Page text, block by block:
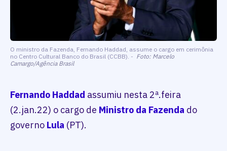
O ministro da Fazenda, Fernando Haddad, assume o cargo em cerimônia
no Centro Cultural Banco do Brasil (CCBB). - Foto: Marcelo
Camargo/Agência Brasil
Fernando Haddad assumiu nesta 2ª.feira
(2.jan.22) o cargo de Ministro da Fazenda do
governo Lula (PT).